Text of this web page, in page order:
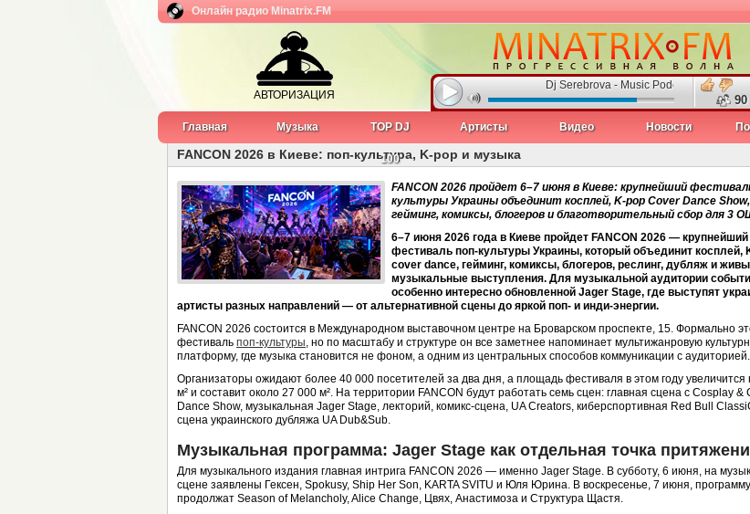
Онлайн радио Minatrix.FM
АВТОРИЗАЦИЯ
Dj Serebrova - Music Podcast Night Fire #3
90
Главная Музыка TOP DJ
100
Артисты Видео Новости
FANCON 2026 в Киеве: поп-культура, K-pop и музыка
FANCON 2026 пройдет 6–7 июня в Киеве: крупнейший
культуры Украины объединит косплей, K-pop Cover Dance
гейминг, комиксы, блогеров и благотворительный сбор для 3
6–7 июня 2026 года в Киеве пройдет FANCON 2026 — крупнейший
фестиваль поп-культуры Украины, который объединит косплей,
cover dance, гейминг, комиксы, блогеров, реслинг, дубляж и
музыкальные выступления. Для музыкальной аудитории
особенно интересно обновленной Jager Stage, где выступят
артисты разных направлений — от альтернативной сцены до яркой поп- и инди-энергии.
FANCON 2026 состоится в Международном выставочном центре на Броварском проспекте, 15. Формально
фестиваль поп-культуры, но по масштабу и структуре он все заметнее напоминает мультижанровую
платформу, где музыка становится не фоном, а одним из центральных способов коммуникации с аудиторией.
Организаторы ожидают более 40 000 посетителей за два дня, а площадь фестиваля в этом году увеличится
м² и составит около 27 000 м². На территории FANCON будут работать семь сцен: главная сцена с Cosplay &
Dance Show, музыкальная Jager Stage, лекторий, комикс-сцена, UA Creators, киберспортивная Red Bull
сцена украинского дубляжа UA Dub&Sub.
Музыкальная программа: Jager Stage как отдельная точка
Для музыкального издания главная интрига FANCON 2026 — именно Jager Stage. В субботу, 6 июня, на
сцене заявлены Гексен, Spokusy, Ship Her Son, KARTA SVITU и Юля Юрина. В воскресенье, 7 июня, программу
продолжат Season of Melancholy, Alice Change, Цвях, Анастимоза и Структура Щастя.